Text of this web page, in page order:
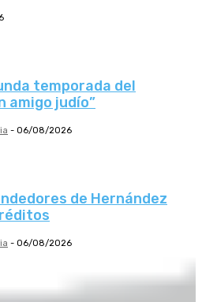
temporada del
amigo judío”
- 06/08/2026
de Hernández
- 06/08/2026